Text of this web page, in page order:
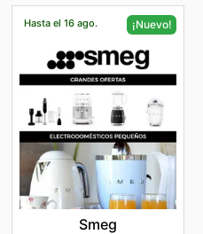
Hasta el 16 ago. ¡Nuevo!
Smeg